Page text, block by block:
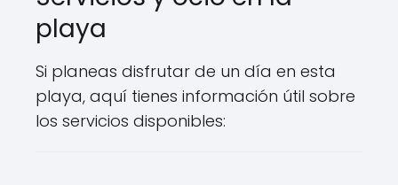
playa
Si planeas disfrutar de un día en esta
playa, aquí tienes información útil sobre
los servicios disponibles: